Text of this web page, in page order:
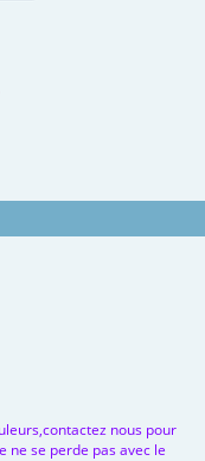
nous pour
ne se perde pas avec le